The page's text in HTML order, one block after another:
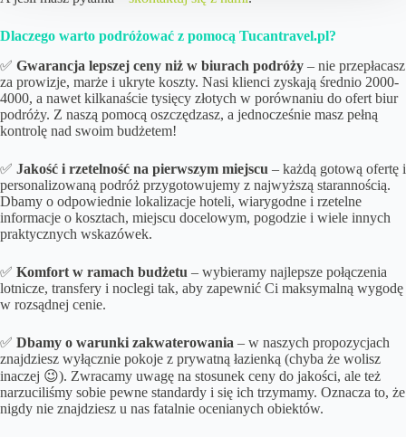
Dlaczego warto podróżować z pomocą Tucantravel.pl?
✅ Gwarancja lepszej ceny niż w biurach podróży – nie przepłacasz
za prowizje, marże i ukryte koszty. Nasi klienci zyskają średnio 2000-
4000, a nawet kilkanaście tysięcy złotych w porównaniu do ofert biur
podróży. Z naszą pomocą oszczędzasz, a jednocześnie masz pełną
kontrolę nad swoim budżetem!
✅ Jakość i rzetelność na pierwszym miejscu – każdą gotową ofertę i
personalizowaną podróż przygotowujemy z najwyższą starannością.
Dbamy o odpowiednie lokalizacje hoteli, wiarygodne i rzetelne
informacje o kosztach, miejscu docelowym, pogodzie i wiele innych
praktycznych wskazówek.
✅ Komfort w ramach budżetu – wybieramy najlepsze połączenia
lotnicze, transfery i noclegi tak, aby zapewnić Ci maksymalną wygodę
w rozsądnej cenie.
✅ Dbamy o warunki zakwaterowania – w naszych propozycjach
znajdziesz wyłącznie pokoje z prywatną łazienką (chyba że wolisz
inaczej 😉). Zwracamy uwagę na stosunek ceny do jakości, ale też
narzuciliśmy sobie pewne standardy i się ich trzymamy. Oznacza to, że
nigdy nie znajdziesz u nas fatalnie ocenianych obiektów.